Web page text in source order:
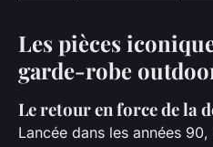
Les pièces
garde-robe
Le retour en force de la
Lancée dans les années